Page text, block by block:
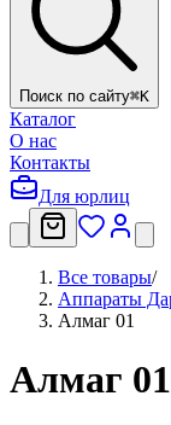
Поиск по сайту⌘K
Каталог
О нас
Контакты
Для юрлиц
Все товары/
Аппараты
Алмаг 01
Алмаг 01